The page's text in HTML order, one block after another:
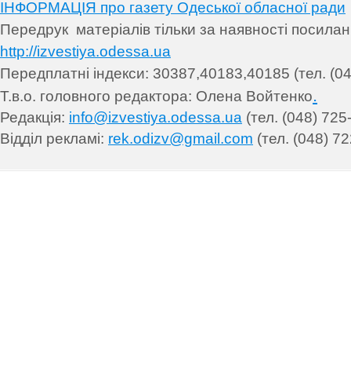
ІНФОРМАЦІЯ про газету Одеської обласної ради
Передрук матеріалів тільки за наявності
http://izvestiya.odessa.ua
Передплатні індекси: 30387,40183,40185 (тел.
Т.в.о. головного редактора: Олена Войтенко.
Редакція: info@izvestiya.odessa.ua (тел. (048)
Відділ рекламі: rek.odizv@gmail.com (тел. (048)